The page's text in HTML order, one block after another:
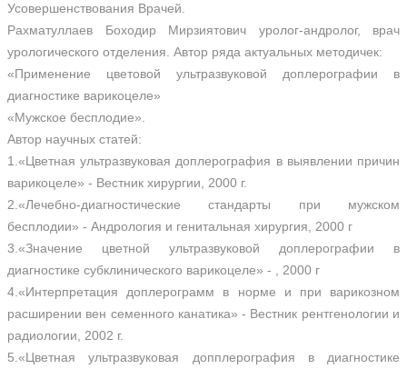
Усовершенствования Врачей.
Рахматуллаев Боходир Мирзиятович уролог-андролог, врач
урологического отделения. Автор ряда актуальных методичек:
«Применение цветовой ультразвуковой доплерографии в
диагностике варикоцеле»
«Мужское бесплодие».
Автор научных статей:
1.«Цветная ультразвуковая доплерография в выявлении причин
варикоцеле» - Вестник хирургии, 2000 г.
2.«Лечебно-диагностические стандарты при мужском
бесплодии» - Андрология и генитальная хирургия, 2000 г
3.«Значение цветной ультразвуковой доплерографии в
диагностике субклинического варикоцеле» - , 2000 г
4.«Интерпретация доплерограмм в норме и при варикозном
расширении вен семенного канатика» - Вестник рентгенологии и
радиологии, 2002 г.
5.«Цветная ультразвуковая допплерография в диагностике